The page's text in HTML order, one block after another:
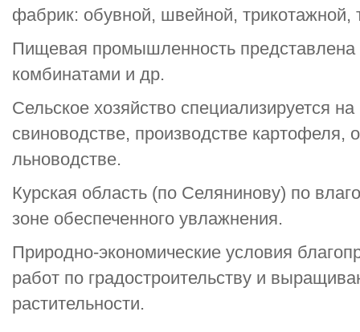
фабрик: обувной, швейной, трикотажной,
Пищевая промышленность
комбинатами и др.
Сельское хозяйство специализируется
свиноводстве, производстве картофеля,
льноводстве.
Курская область (по Селянинову) по
зоне обеспеченного увлажнения.
Природно-экономические условия
работ по градостроительству и
растительности.